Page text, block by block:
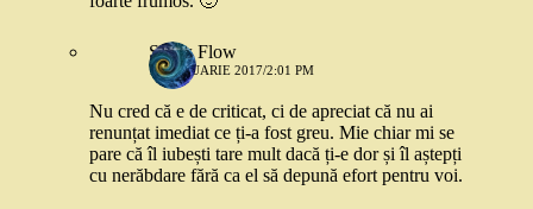
Snow Flow
17 IANUARIE 2017/2:01 PM
Nu cred că e de criticat, ci de apreciat că nu ai
renunțat imediat ce ți-a fost greu. Mie chiar mi se
pare că îl iubești tare mult dacă ți-e dor și îl aștepți
cu nerăbdare fără ca el să depună efort pentru voi.